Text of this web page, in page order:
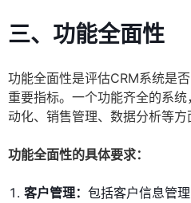
三、功能全面性
功能全面性是评估CRM系统是
重要指标。一个功能齐全的系
动化、销售管理、数据分析等方
功能全面性的具体要求：
客户管理： 包括客户信息管